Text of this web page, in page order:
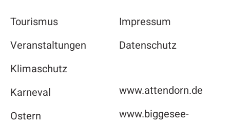
Tourismus
Veranstaltungen
Klimaschutz
Karneval
Ostern
Impressum
Datenschutz
www.attendorn.de
www.biggesee-